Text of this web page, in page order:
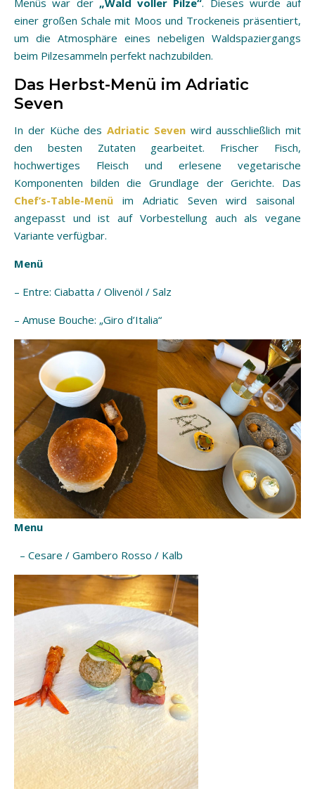
einer großen Schale mit Moos und Trockeneis präsentiert,
um die Atmosphäre eines nebeligen Waldspaziergangs
beim Pilzesammeln perfekt nachzubilden.
Das Herbst-Menü im Adriatic
Seven
In der Küche des Adriatic Sevenwird ausschließlich mit
den besten Zutaten gearbeitet. Frischer Fisch,
hochwertiges Fleisch und erlesene vegetarische
Komponenten bilden die Grundlage der Gerichte. Das
Chef’s-Table-Menü im Adriatic Seven wird saisonal
angepasst und ist auf Vorbestellung auch als vegane
Variante verfügbar.
Menü
– Entre: Ciabatta / Olivenöl / Salz
– Amuse Bouche: „Giro d’Italia“
Menu
– Cesare / Gambero Rosso / Kalb